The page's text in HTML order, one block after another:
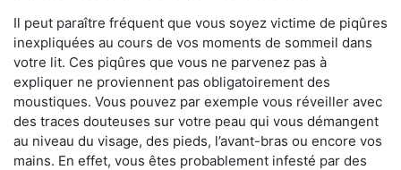
Il peut paraître fréquent que vous soyez victime de piqûres
inexpliquées au cours de vos moments de sommeil dans
votre lit. Ces piqûres que vous ne parvenez pas à
expliquer ne proviennent pas obligatoirement des
moustiques. Vous pouvez par exemple vous réveiller avec
des traces douteuses sur votre peau qui vous démangent
au niveau du visage, des pieds, l’avant-bras ou encore vos
mains. En effet, vous êtes probablement infesté par des